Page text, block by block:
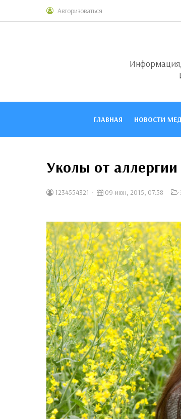
Авторизоваться
Информация,
ГЛАВНАЯ НОВОСТИ
Уколы от аллергии
1234554321 09-июн, 2015, 07:58